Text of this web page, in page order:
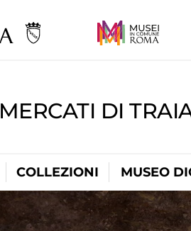
MERCATI DI
COLLEZIONI MUSEO